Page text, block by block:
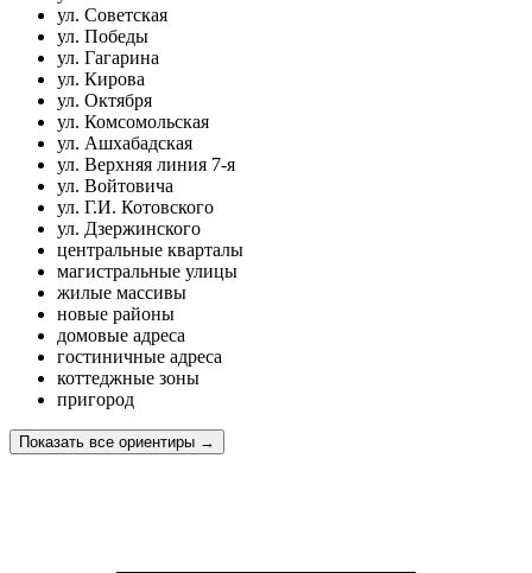
ул. Советская
ул. Победы
ул. Гагарина
ул. Кирова
ул. Октября
ул. Комсомольская
ул. Ашхабадская
ул. Верхняя линия 7-я
ул. Войтовича
ул. Г.И. Котовского
ул. Дзержинского
центральные кварталы
магистральные улицы
жилые массивы
новые районы
домовые адреса
гостиничные адреса
коттеджные зоны
пригород
Показать все ориентиры →